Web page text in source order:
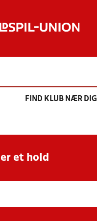
FIND KLUB NÆR DIG
et hold